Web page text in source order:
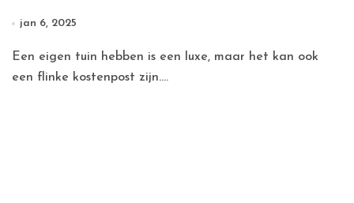
jan 6, 2025
Een eigen tuin hebben is een luxe, maar het kan ook
een flinke kostenpost zijn....